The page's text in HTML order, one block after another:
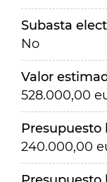
Subasta
No
Valor
528.000,00
Presupuesto
240.000,00